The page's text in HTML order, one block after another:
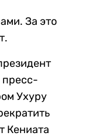
За это
Ухуру
Кениата